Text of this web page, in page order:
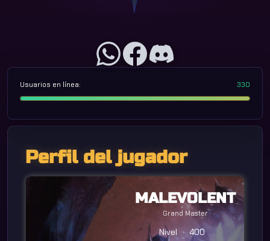
Usuarios en línea: 330
Perfil del jugador
MALEVOLENT
Grand Master
Nivel
400